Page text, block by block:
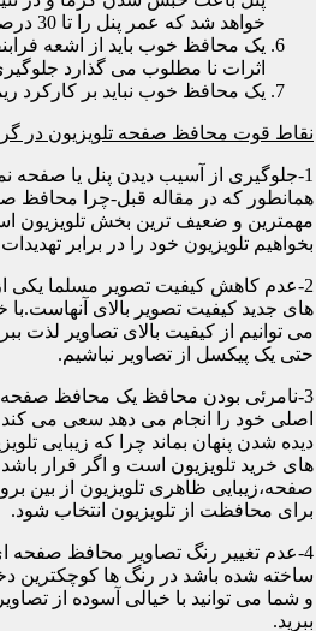
خواهد شد که عمر پنل را تا 30 درصد کاهش خواهد داد.
اثرات نا مطلوب می گذارد
یک محافظ خوب نباید بر کارکرد
نقاط قوت محافظ صفحه تلویزیون در
1-جلوگیری از آسیب دیدن پنل یا صفحه
همانطور که در مقاله قبل-چرا محافظ
مهمترین و ضعیف ترین بخش تلویزیون
بخواهیم تلویزیون خود را در برابر
2-عدم کاهش کیفیت تصویر مسلما یکی
های جدید کیفیت تصویر بالای
می توانیم از کیفیت بالای تصاویر لذت
حتی یک پیکسل از تصاویر نباشیم.
3-نامرئی بودن محافظ یک محافظ صفحه
اصلی خود را انجام می دهد سعی می کند
دیده شدن پنهان بماند چرا که زیبایی
های خرید تلویزیون است و اگر قرار
صفحه،زیبایی ظاهری تلویزیون از بین
برای محافظت از تلویزیون انتخاب شود.
ساخته شده باشد در رنگ ها کوچکترین
و شما می توانید با خیالی آسوده از
ببرید.